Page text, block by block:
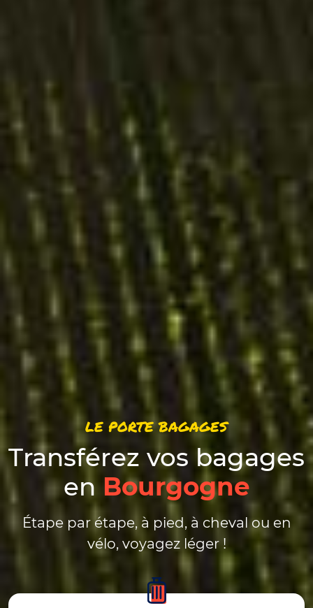
LE PORTE BAGAGES
Transférez vos bagages
en Bourgogne
Étape par étape, à pied, à cheval ou en
vélo, voyagez léger !